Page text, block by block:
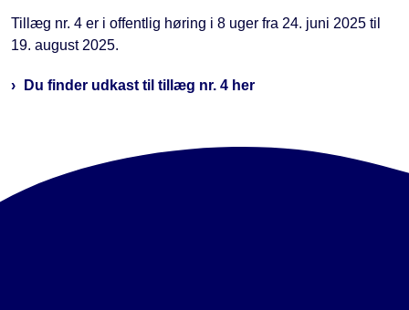
Tillæg nr. 4 er i offentlig høring i 8 uger fra 24. juni 2025 til
19. august 2025.
Du finder udkast til tillæg nr. 4 her